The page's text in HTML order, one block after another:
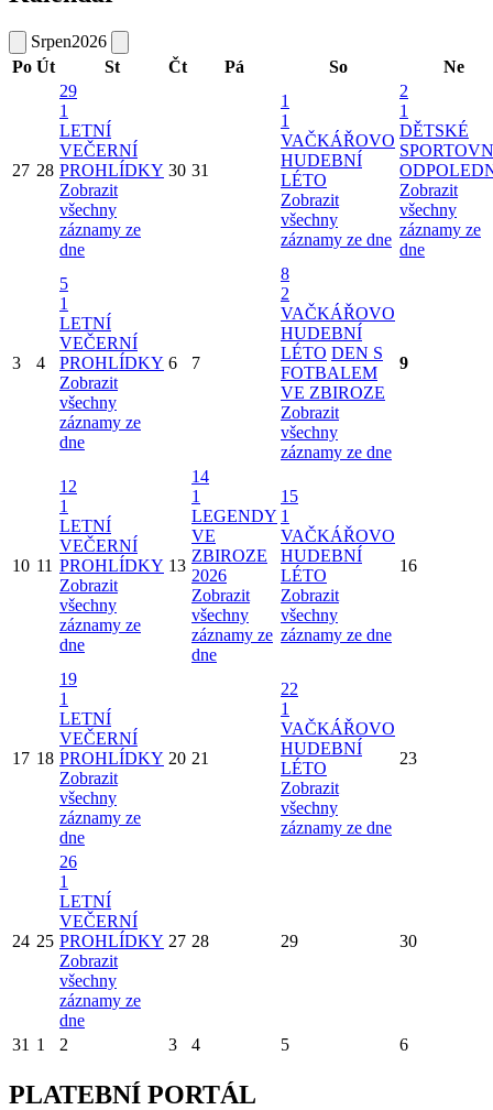
Srpen2026
Po Út St Čt Pá So Ne
27 28
29
1
LETNÍ
VEČERNÍ
PROHLÍDKY
Zobrazit
všechny
záznamy ze
dne
30 31
1
1
VAČKÁŘOVO
HUDEBNÍ
LÉTO
Zobrazit
všechny
záznamy ze dne
2
1
DĚTSKÉ
Zobrazit
všechny
záznamy ze
dne
3 4
5
1
LETNÍ
VEČERNÍ
PROHLÍDKY
Zobrazit
všechny
záznamy ze
dne
6 7
8
2
VAČKÁŘOVO
HUDEBNÍ
LÉTO DEN S
FOTBALEM
VE ZBIROZE
Zobrazit
všechny
záznamy ze dne
9
10 11
12
1
LETNÍ
VEČERNÍ
PROHLÍDKY
Zobrazit
všechny
záznamy ze
dne
13
14
1
LEGENDY
VE
ZBIROZE
2026
Zobrazit
všechny
záznamy ze
dne
15
1
VAČKÁŘOVO
HUDEBNÍ
LÉTO
Zobrazit
všechny
záznamy ze dne
16
17 18
19
1
LETNÍ
VEČERNÍ
PROHLÍDKY
Zobrazit
všechny
záznamy ze
dne
20 21
22
1
VAČKÁŘOVO
HUDEBNÍ
LÉTO
Zobrazit
všechny
záznamy ze dne
23
24 25
26
1
LETNÍ
VEČERNÍ
PROHLÍDKY
Zobrazit
všechny
záznamy ze
dne
27 28 29 30
31 1 2 3 4 5 6
PLATEBNÍ PORTÁL